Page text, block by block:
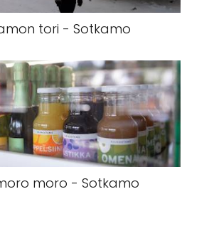
tori - Sotkamo
moro - Sotkamo